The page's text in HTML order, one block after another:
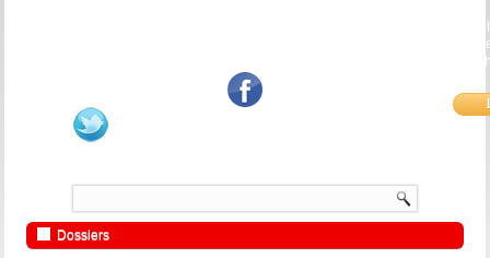
mensonge triomphant qui passe, et de ne pas faire écho, de notre
bouche et de nos mains aux applaudissements imbéciles et aux
Dossiers